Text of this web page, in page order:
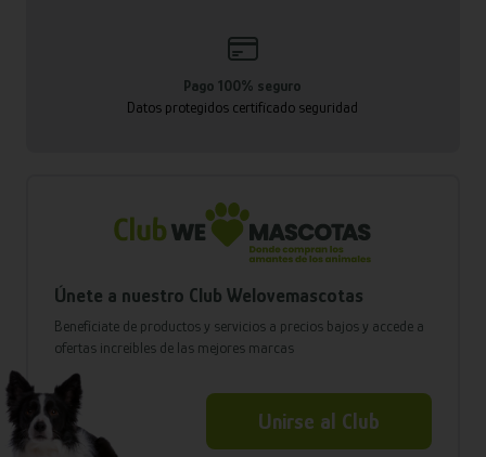
Pago 100% seguro
Datos protegidos certificado seguridad
Únete a nuestro Club Welovemascotas
Benefíciate de productos y servicios a precios bajos y accede a
ofertas increíbles de las mejores marcas
Unirse al Club